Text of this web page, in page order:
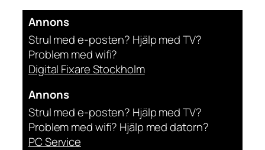
Annons
Strul med e-posten? Hjälp med TV?
Problem med wifi?
Digital Fixare Stockholm
Annons
Strul med e-posten? Hjälp med TV?
Problem med wifi? Hjälp med datorn?
PC Service